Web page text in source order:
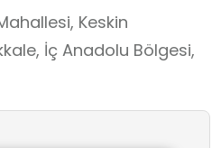
Hristiyanlık
ve yerleşim alanı
Bu özellikler,
ile insan eliyle
etme, tarih öncesi ve tarihî
Keskin
İç Anadolu Bölgesi,